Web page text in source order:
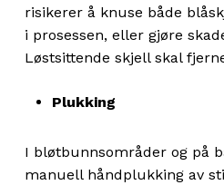
risikerer å knuse både
i prosessen, eller gjøre
Løstsittende skjell skal
Plukking
I bløtbunnsområder og på
manuell håndplukking av